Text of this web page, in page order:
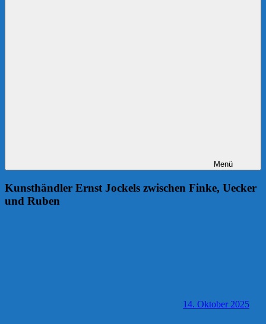
Menü
Kunsthändler Ernst Jockels zwischen Finke, Uecker
und Ruben
14. Oktober 2025